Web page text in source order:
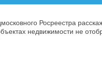
Росреестра
недвижимости не